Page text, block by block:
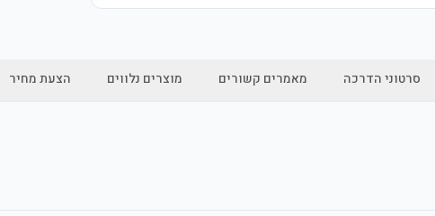
סרטוני הדרכה מאמרים קשורים מוצרים נלווים הצעת מחיר